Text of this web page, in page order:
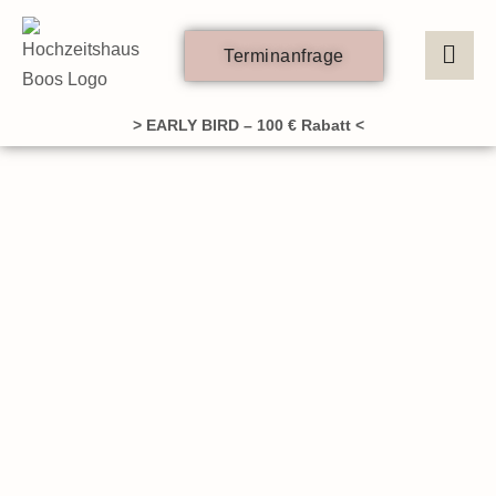
Zum
Inhalt
springen
Terminanfrage
> EARLY BIRD – 100 € Rabatt <